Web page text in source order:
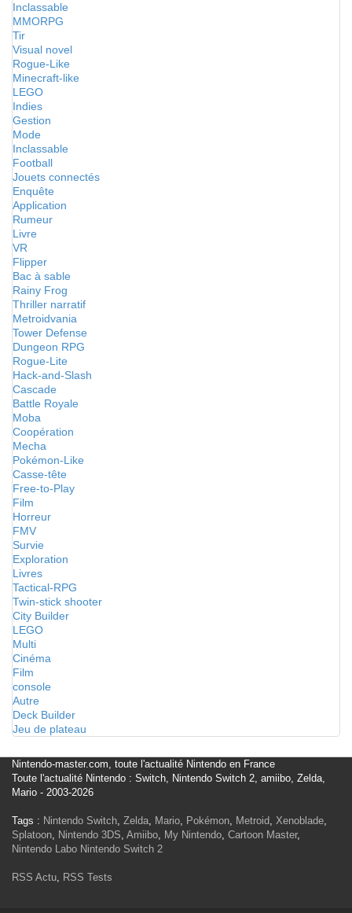
Inclassable
MMORPG
Tir
Visual novel
Rogue-Like
Minecraft-like
LEGO
Indies
Gestion
Mode
Inclassable
Football
Jouets connectés
Enquête
Application
Rumeur
Livre
VR
Flipper
Bac à sable
Rainy Frog
Thriller narratif
Metroidvania
Tower Defense
Dungeon RPG
Rogue-Lite
Hack-and-Slash
Cascade
Battle Royale
Moba
Coopération
Mecha
Pokémon-Like
Casse-tête
Free-to-Play
Film
Horreur
FMV
Survie
Exploration
Livres
Tactical-RPG
Twin-stick shooter
City Builder
LEGO
Multi
Cinéma
Film
console
Autre
Deck Builder
Jeu de plateau
Nintendo-master.com, toute l'actualité Nintendo en France
Toute l'actualité Nintendo : Switch, Nintendo Switch 2, amiibo, Zelda,
Mario - 2003-2026
Tags : Nintendo Switch, Zelda, Mario, Pokémon, Metroid, Xenoblade,
Splatoon, Nintendo 3DS, Amiibo, My Nintendo, Cartoon Master,
Nintendo Labo Nintendo Switch 2
RSS Actu, RSS Tests